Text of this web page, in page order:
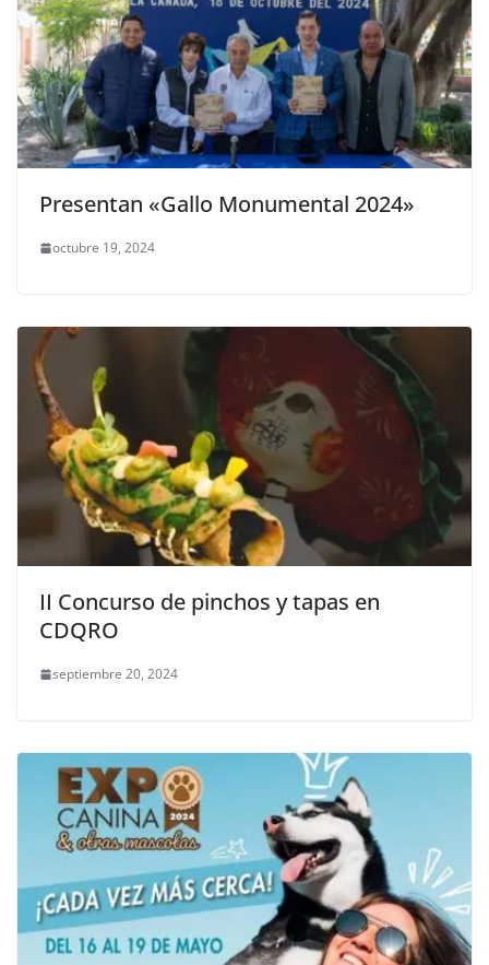
Presentan «Gallo Monumental 2024»
octubre 19, 2024
II Concurso de pinchos y tapas en
CDQRO
septiembre 20, 2024